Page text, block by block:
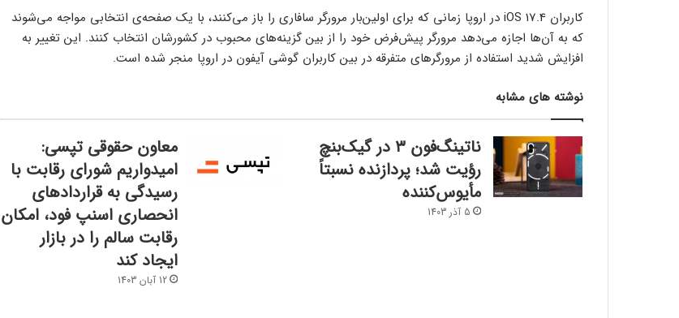
کاربران iOS 17.4 در اروپا زمانی‌ که برای اولین‌بار مرورگر سافاری را باز می‌کنند، با یک صفحه‌ی انتخابی مواجه می‌شوند
که به آن‌ها اجازه می‌دهد مرورگر پیش‌فرض خود را از بین گزینه‌های محبوب در کشورشان انتخاب کنند. این تغییر به
افزایش شدید استفاده از مرورگرهای متفرقه در بین کاربران گوشی آیفون در اروپا منجر شده است.
نوشته های مشابه
ناتینگ‌فون ۳ در گیک‌بنچ
رؤیت شد؛ پردازنده نسبتاً
مأیوس‌کننده
5 آذر 1403
معاون حقوقی تپسی:
امیدواریم شورای رقابت با
رسیدگی به قراردادهای
انحصاری اسنپ فود، امکان
رقابت سالم را در بازار
ایجاد کند
12 آبان 1403
فرم‌ور باتری در گوشی‌های شیائومی با
سیستم‌عامل HyperOS 2.0 به‌روزرسانی
مخفی دریافت کرد